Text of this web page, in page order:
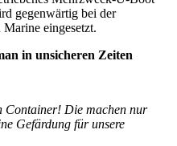
gegenwärtig bei der
eingesetzt.
in unsicheren Zeiten
Container! Die machen nur
Gefärdung für unsere